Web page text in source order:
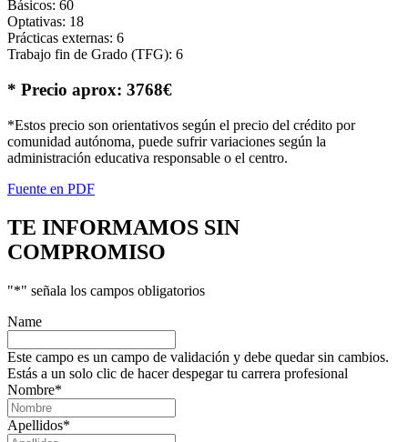
Básicos: 60
Optativas: 18
Prácticas externas: 6
Trabajo fin de Grado (TFG): 6
* Precio aprox: 3768€
*Estos precio son orientativos según el precio del crédito por
comunidad autónoma, puede sufrir variaciones según la
administración educativa responsable o el centro.
Fuente en PDF
TE INFORMAMOS SIN
COMPROMISO
"*" señala los campos obligatorios
Name
Este campo es un campo de validación y debe quedar sin cambios.
Estás a un solo clic de hacer despegar tu carrera profesional
Nombre*
Apellidos*